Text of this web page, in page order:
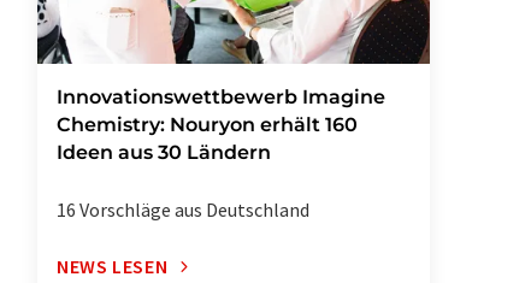
Innovationswettbewerb Imagine
Chemistry: Nouryon erhält 160
Ideen aus 30 Ländern
16 Vorschläge aus Deutschland
NEWS LESEN